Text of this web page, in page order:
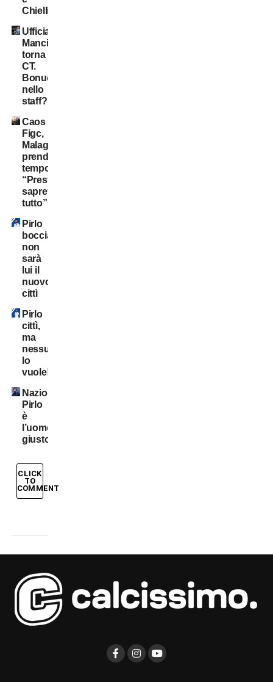
Chiellini?
Ufficiale:
Mancini
torna
CT.
Bonucci
nello
staff?
Caos
Figc,
Malagò
prende
tempo:
“Presto
saprete
tutto”
Pirlo
bocciato:
non
sarà
lui il
nuovo
cittì
Pirlo
cittì,
ma
nessuno
lo
vuole!
Nazionale:
Pirlo
è
l’uomo
giusto?
CLICK
TO
COMMENT